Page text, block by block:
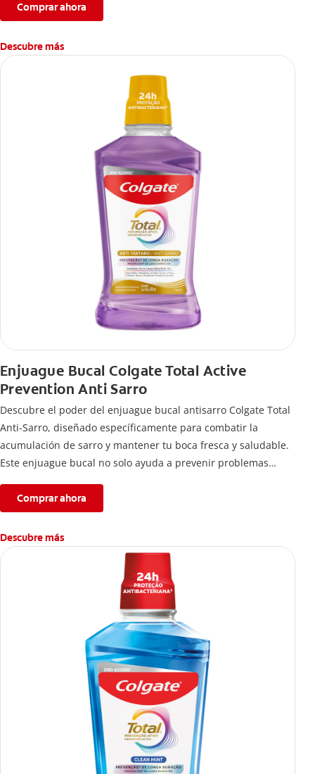
Comprar ahora
Descubre más
Enjuague Bucal Colgate Total Active
Prevention Anti Sarro
Descubre el poder del enjuague bucal antisarro Colgate Total
Anti-Sarro, diseñado específicamente para combatir la
acumulación de sarro y mantener tu boca fresca y saludable.
Este enjuague bucal no solo ayuda a prevenir problemas
Comprar ahora
Descubre más